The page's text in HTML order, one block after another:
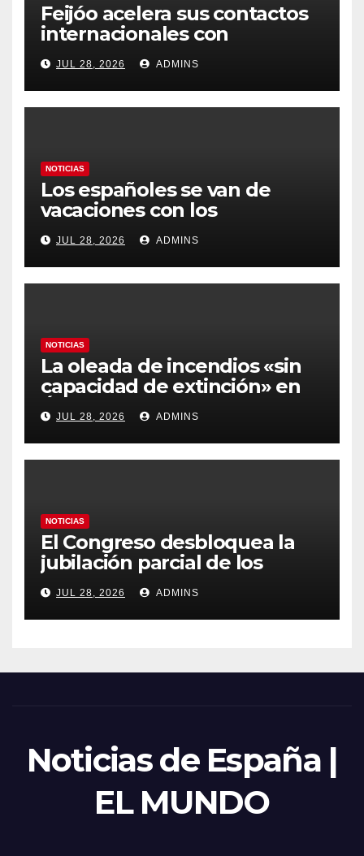
Feijóo acelera sus contactos
internacionales con
Latinoamérica como socio
prioritario en su agenda de
gobierno
JUL 28, 2026 ADMINS
NOTICIAS
Los españoles se van de
vacaciones con los
carburantes hasta un 21%
más caros que el año pasado
y los hoteles disparados
JUL 28, 2026 ADMINS
NOTICIAS
La oleada de incendios «sin
capacidad de extinción» en
Ávila y al oeste de Madrid
obliga a declarar la
emergencia nacional
JUL 28, 2026 ADMINS
NOTICIAS
El Congreso desbloquea la
jubilación parcial de los
trabajadores laborales del
sector público
JUL 28, 2026 ADMINS
Noticias de España |
EL MUNDO